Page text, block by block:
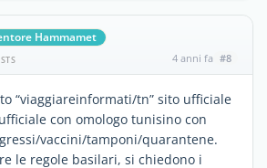
Hammamet
4 anni fa #8
“viaggiareinformati/tn” sito ufficiale
con omologo tunisino con
vaccini/tamponi/quarantene.
le regole basilari, si chiedono i